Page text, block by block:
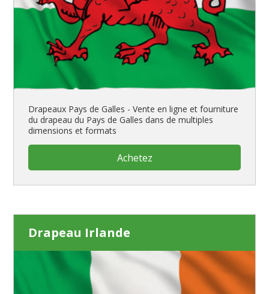
Drapeaux Pays de Galles - Vente en ligne et fourniture
du drapeau du Pays de Galles dans de multiples
dimensions et formats
Achetez
Drapeau Irlande